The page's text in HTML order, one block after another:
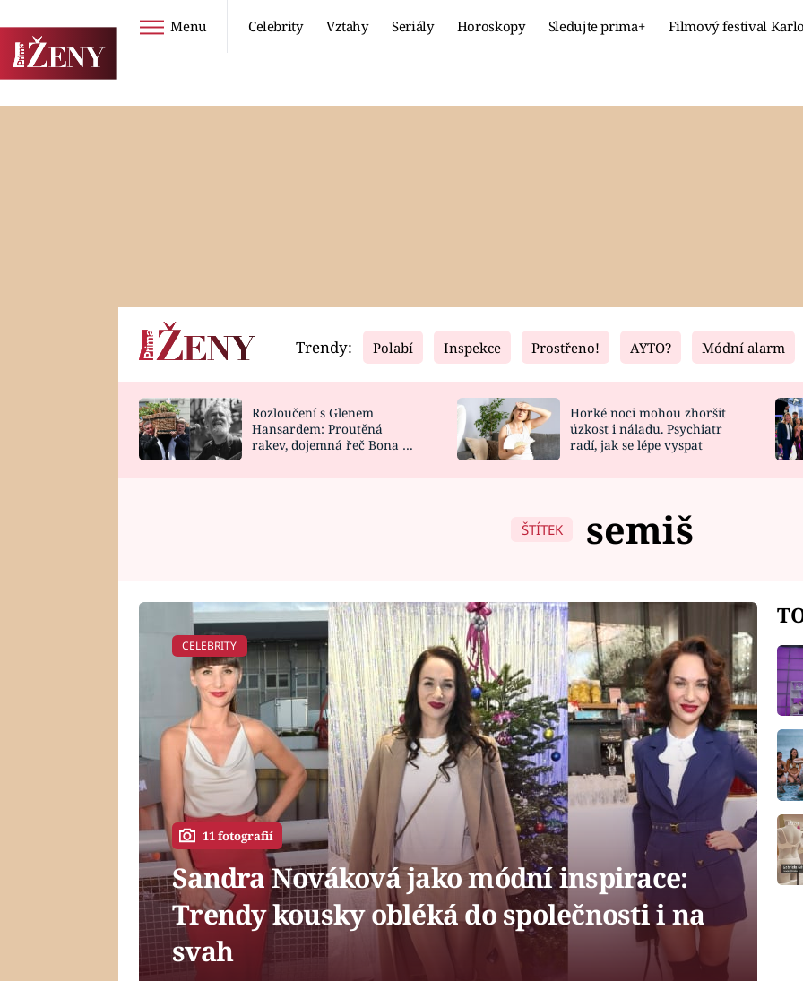
Menu Celebrity Vztahy Seriály Horoskopy Sledujte prima+ Filmový festival
Horoskopy
HOROSKOP NA
Video
CELEBRITY
VAŘENÍ
Fresh
NOVINKY
VIDEORECEPTY
Living
ZAHRADA
DESIGN
Trendy: Polabí Inspekce Prostřeno! AYTO? Módní alarm
Rozloučení s Glenem
Hansardem: Proutěná
rakev, dojemná řeč Bona a
Horké noci mohou zhoršit
úzkost i náladu. Psychiatr
radí, jak se lépe vyspat
ŠTÍTEK semiš
CELEBRITY
11 fotografií
Sandra Nováková jako módní inspirace:
Trendy kousky obléká do společnosti i na
svah